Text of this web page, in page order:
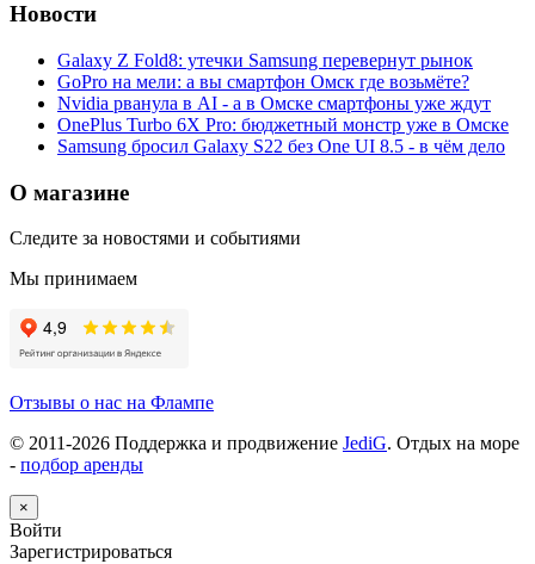
Новости
Galaxy Z Fold8: утечки Samsung перевернут рынок
GoPro на мели: а вы смартфон Омск где возьмёте?
Nvidia рванула в AI - а в Омске смартфоны уже ждут
OnePlus Turbo 6X Pro: бюджетный монстр уже в Омске
Samsung бросил Galaxy S22 без One UI 8.5 - в чём дело
О магазине
Следите за новостями и событиями
Мы принимаем
Отзывы о нас на Флампе
© 2011-2026 Поддержка и продвижение JediG. Отдых на море
- подбор аренды
×
Войти
Зарегистрироваться